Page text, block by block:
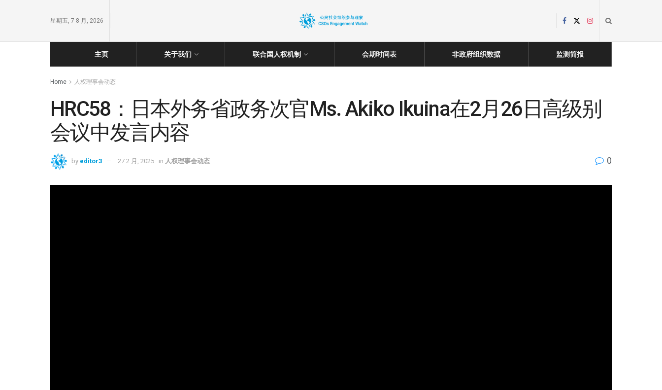
星期五, 7 8 月, 2026
主页 关于我们 联合国人权机制 会期时间表 非政府组织数据 监测简报
Home 人权理事会动态
HRC58：日本外务省政务次官Ms. Akiko Ikuina在2月26日高级别
会议中发言内容
by editor3 27 2 月, 2025 in 人权理事会动态 0